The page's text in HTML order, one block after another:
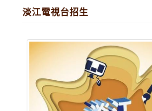
淡江電視台招生